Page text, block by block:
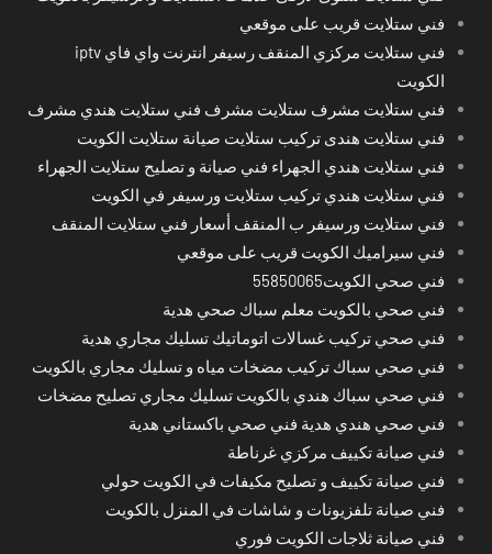
فني ستلايت قريب على موقعي
فني ستلايت مركزي المنقف رسيفر انترنت واي فاي iptv
الكويت
فني ستلايت مشرف ستلايت مشرف فني ستلايت هندي مشرف
فني ستلايت هندى تركيب ستلايت صيانة ستلايت الكويت
فني ستلايت هندي الجهراء فني صيانة و تصليح ستلايت الجهراء
فني ستلايت هندي تركيب ستلايت ورسيفر في الكويت
فني ستلايت ورسيفر ب المنقف أسعار فني ستلايت المنقف
فني سيراميك الكويت قريب على موقعي
فني صحي الكويت55850065
فني صحي بالكويت معلم سباك صحي هدية
فني صحي تركيب غسالات اتوماتيك تسليك مجاري هدية
فني صحي سباك تركيب مضخات مياه و تسليك مجاري بالكويت
فني صحي سباك هندي بالكويت تسليك مجاري تصليح مضخات
فني صحي هندي هدية فني صحي باكستاني هدية
فني صيانة تكييف مركزي غرناطة
فني صيانة تكييف و تصليح مكيفات في الكويت حولي
فني صيانة تلفزيونات و شاشات في المنزل بالكويت
فني صيانة ثلاجات الكويت فوري